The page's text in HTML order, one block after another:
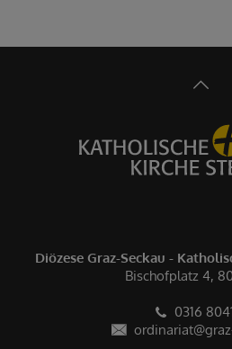
Diözese Graz-Seckau -
Bischofplatz 4,
0316